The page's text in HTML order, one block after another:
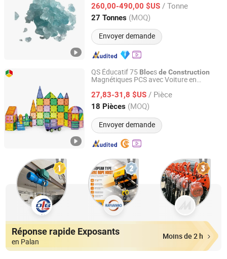
260,00-490,00 $US / Tonne
27 Tonnes (MOQ)
Envoyer demande
Shandong, China Depuis 2026
QS Éducatif 75 Blocsde Construction
Magnétiques PCS avec Voiture en
27,83-31,8 $US / Pièce
18 Pièces (MOQ)
Envoyer demande
Shantou Qunsheng Toys Co., Ltd
Guangdong, China Depuis 2022
Réponse rapide Exposants
en Palan
Moins de 2 h